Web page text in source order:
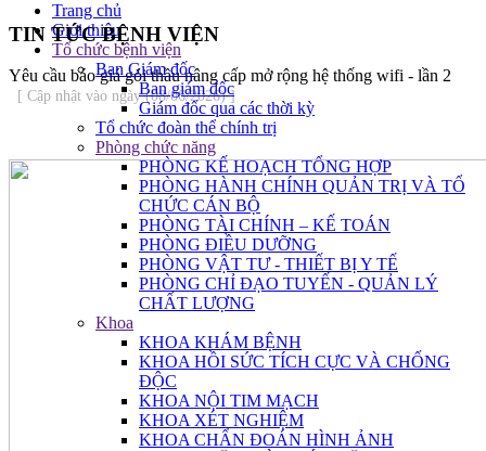
Trang chủ
Giới thiệu
Tổ chức bệnh viện
Ban Giám đốc
Ban giám đốc
Giám đốc qua các thời kỳ
Tổ chức đoàn thể chính trị
Phòng chức năng
PHÒNG KẾ HOẠCH TỔNG HỢP
PHÒNG HÀNH CHÍNH QUẢN TRỊ VÀ TỔ
CHỨC CÁN BỘ
PHÒNG TÀI CHÍNH – KẾ TOÁN
PHÒNG ĐIỀU DƯỠNG
PHÒNG VẬT TƯ - THIẾT BỊ Y TẾ
PHÒNG CHỈ ĐẠO TUYẾN - QUẢN LÝ
CHẤT LƯỢNG
Khoa
KHOA KHÁM BỆNH
KHOA HỒI SỨC TÍCH CỰC VÀ CHỐNG
ĐỘC
KHOA NỘI TIM MẠCH
KHOA XÉT NGHIỆM
KHOA CHẨN ĐOÁN HÌNH ẢNH
TIN TỨC BỆNH VIỆN
Yêu cầu báo giá gói thầu nâng cấp mở rộng hệ thống wifi - lần 2
[ Cập nhật vào ngày (08/06/2026) ]